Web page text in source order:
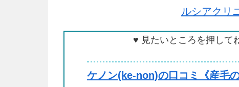
ルシアクリ
♥ 見たいところを押して
ケノン(ke-non)の口コミ《産毛の